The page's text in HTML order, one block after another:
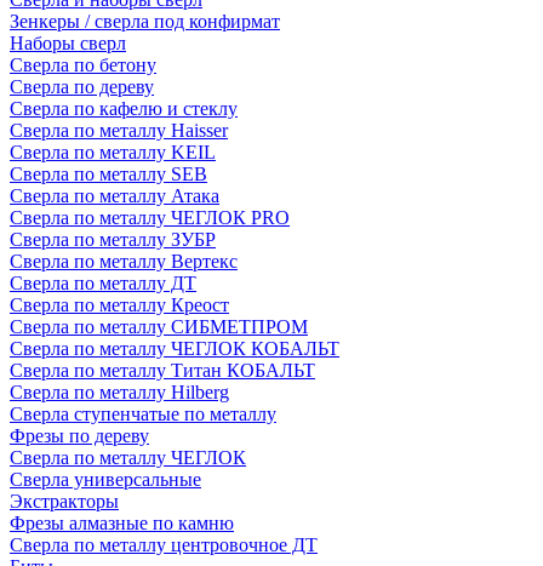
Зенкеры / сверла под конфирмат
Наборы сверл
Сверла по бетону
Сверла по дереву
Сверла по кафелю и стеклу
Сверла по металлу Haisser
Сверла по металлу KEIL
Сверла по металлу SEB
Сверла по металлу Атака
Сверла по металлу ЧЕГЛОК PRO
Сверла по металлу ЗУБР
Сверла по металлу Вертекс
Сверла по металлу ДТ
Сверла по металлу Креост
Сверла по металлу СИБМЕТПРОМ
Сверла по металлу ЧЕГЛОК КОБАЛЬТ
Сверла по металлу Титан КОБАЛЬТ
Сверла по металлу Hilberg
Сверла ступенчатые по металлу
Фрезы по дереву
Сверла по металлу ЧЕГЛОК
Сверла универсальные
Экстракторы
Фрезы алмазные по камню
Сверла по металлу центровочное ДТ